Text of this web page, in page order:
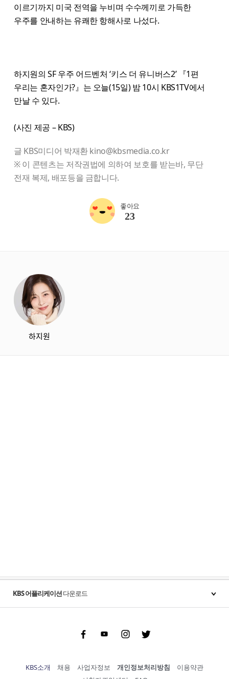
이르기까지 미국 전역을 누비며 수수께끼로 가득한
우주를 안내하는 유쾌한 항해사로 나섰다.
하지원의 SF 우주 어드벤처 ‘키스 더 유니버스2’ 『1편
우리는 혼자인가?』는 오늘(15일) 밤 10시 KBS1TV에서
만날 수 있다.
(사진 제공 – KBS)
글 KBS미디어 박재환 kino@kbsmedia.co.kr
※ 이 콘텐츠는 저작권법에 의하여 보호를 받는바, 무단
전재 복제, 배포등을 금합니다.
좋아요
23
하지원
KBS 어플리케이션다운로드
FacebookYoutubeInstgram Twitter
KBS소개 채용 사업자정보 개인정보처리방침
이용약관